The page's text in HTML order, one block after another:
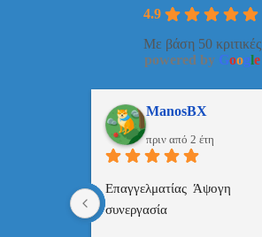
4.9
Με βάση 50 κριτικές
powered by Google
ManosBX
πριν από 2 έτη
Επαγγελματίας  Άψογη
συνεργασία